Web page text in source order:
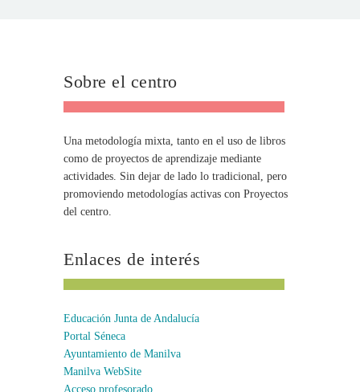
Sobre el centro
Una metodología mixta, tanto en el uso de libros
como de proyectos de aprendizaje mediante
actividades. Sin dejar de lado lo tradicional, pero
promoviendo metodologías activas con Proyectos
del centro.
Enlaces de interés
Educación Junta de Andalucía
Portal Séneca
Ayuntamiento de Manilva
Manilva WebSite
Acceso profesorado